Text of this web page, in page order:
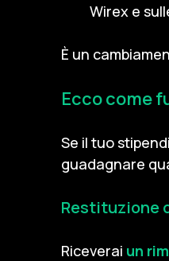
Wirex e
È un
Ecco come
Se il tuo
guadagnare
Restituzione
Riceverai un